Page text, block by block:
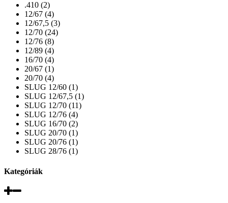
.410 (2)
12/67 (4)
12/67,5 (3)
12/70 (24)
12/76 (8)
12/89 (4)
16/70 (4)
20/67 (1)
20/70 (4)
SLUG 12/60 (1)
SLUG 12/67,5 (1)
SLUG 12/70 (11)
SLUG 12/76 (4)
SLUG 16/70 (2)
SLUG 20/70 (1)
SLUG 20/76 (1)
SLUG 28/76 (1)
Kategóriák